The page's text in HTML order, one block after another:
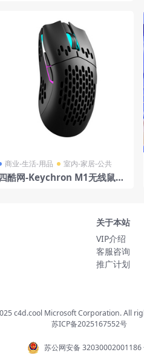
商业-生活-用品 室内-家居-公共
酷网-Keychron M1无线鼠标
关于本站
VIP介绍
客服咨询
推广计划
c4d.cool Microsoft Corporation. All
苏ICP备2025167552号
苏公网安备 32030002001186